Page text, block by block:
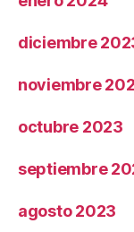
diciembre
noviembre
octubre 2023
septiembre
agosto 2023